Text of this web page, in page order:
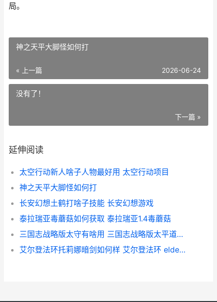
局。
神之天平大脚怪如何打
« 上一篇 2026-06-24
没有了！
下一篇 »
延伸阅读
太空行动新人啥子人物最好用 太空行动项目
神之天平大脚怪如何打
长安幻想土鹤打啥子技能 长安幻想游戏
泰拉瑞亚毒蘑菇如何获取 泰拉瑞亚1.4毒蘑菇
三国志战略版太守有啥用 三国志战略版太平道法替代战法有哪些
艾尔登法环托莉娜暗剑如何样 艾尔登法环 elden ring